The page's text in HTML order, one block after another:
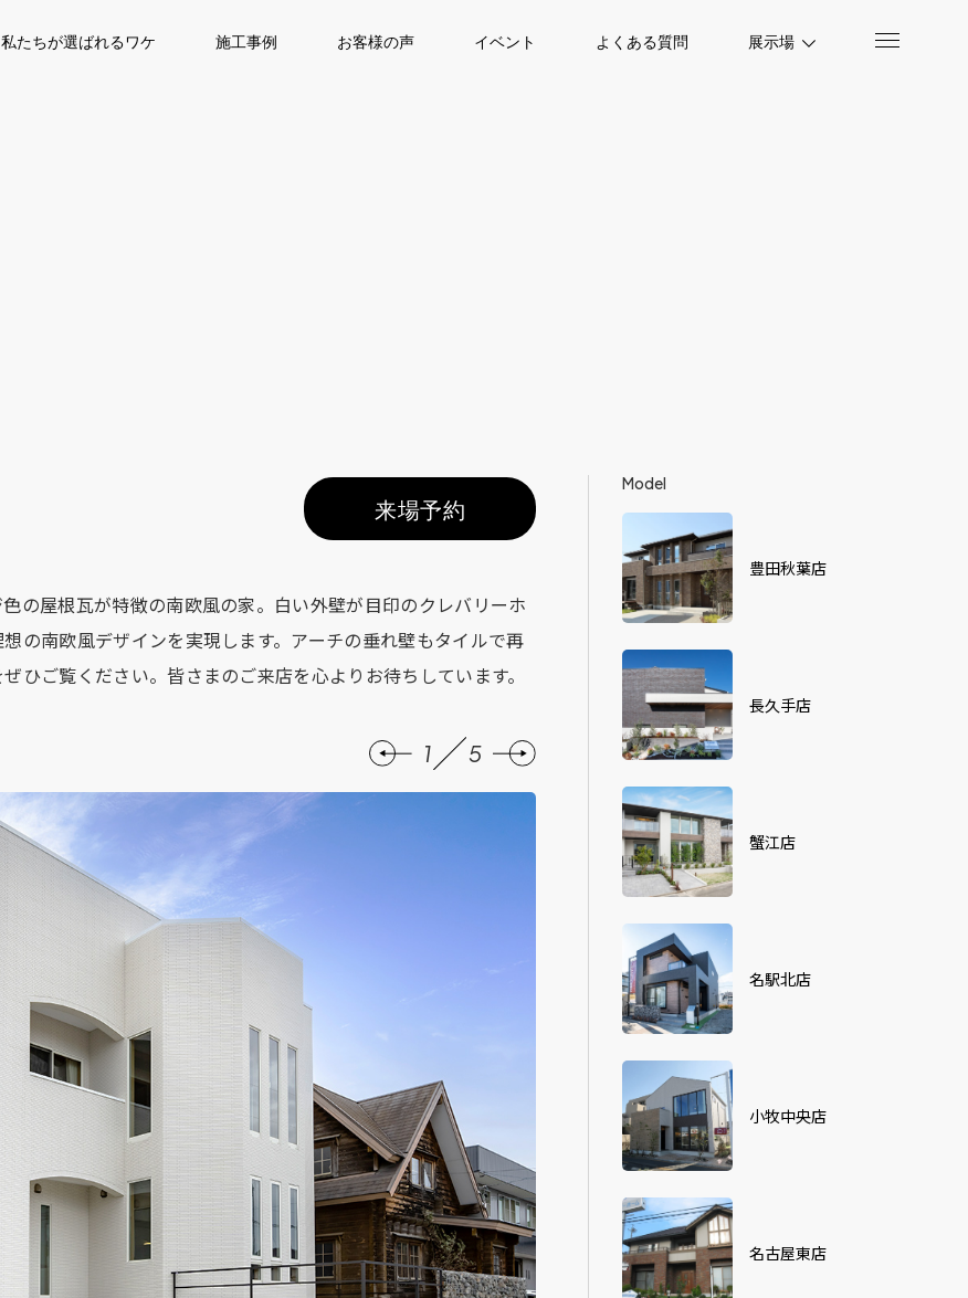
私たちが選ばれるワケ 施工事例 お客様の声 イベント よくある質問 展示場
来場予約
の屋根瓦が特徴の南欧風の家。白い外壁が目印のクレバリーホ
の南欧風デザインを実現します。アーチの垂れ壁もタイルで再
ひご覧ください。皆さまのご来店を心よりお待ちしています。
1 5
Model
豊田秋葉店
長久手店
蟹江店
名駅北店
小牧中央店
名古屋東店